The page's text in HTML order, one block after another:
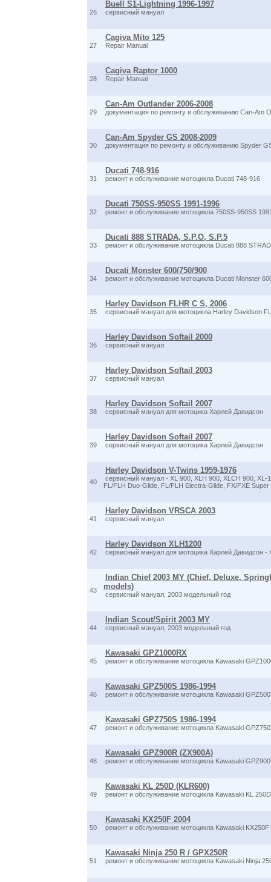
26
Buell S1-Lightning 1996-1997
сервисный мануал
27
Cagiva Mito 125
Repair Manual
28
Cagiva Raptor 1000
Repair Manual
29
Can-Am Outlander 2006-2008
документация по ремонту и обслуживанию Can-Am
30
Can-Am Spyder GS 2008-2009
документация по ремонту и обслуживанию Spyder
31
Ducati 748-916
ремонт и обслуживание мотоцикла Ducati 748-916
32
Ducati 750SS-950SS 1991-1996
ремонт и обслуживание мотоцикла 750SS-950SS
33
Ducati 888 STRADA, S.P.O, S.P.5
ремонт и обслуживание мотоцикла Ducati 888
34
Ducati Monster 600/750/900
ремонт и обслуживание мотоцикла Ducati Monster
35
Harley Davidson FLHR C S, 2006
сервисный мануал для мотоцикла Harley Davidson
36
Harley Davidson Softail 2000
сервисный мануал
37
Harley Davidson Softail 2003
сервисный мануал
38
Harley Davidson Softail 2007
сервисный мануал для мотоцика Харлей Давидсон
39
Harley Davidson Softail 2007
сервисный мануал для мотоцика Харлей Давидсон
40
Harley Davidson V-Twins 1959-1976
сервисный мануал - XL 900, XLH 900, XLCH 900, XL-
FL/FLH Duo-Glide, FL/FLH Electra-Glide, FX/FXE Super
41
Harley Davidson VRSCA 2003
сервисный мануал
42
Harley Davidson XLH1200
сервисный мануал для мотоцика Харлей Давидсон -
43
Indian Chief 2003 MY (Chief, Deluxe,
models)
сервисный мануал, 2003 модельный год
44
Indian Scout/Spirit 2003 MY
сервисный мануал, 2003 модельный год
45
Kawasaki GPZ1000RX
ремонт и обслуживание мотоцикла Kawasaki
46
Kawasaki GPZ500S 1986-1994
ремонт и обслуживание мотоцикла Kawasaki
47
Kawasaki GPZ750S 1986-1994
ремонт и обслуживание мотоцикла Kawasaki
48
Kawasaki GPZ900R (ZX900A)
ремонт и обслуживание мотоцикла Kawasaki
49
Kawasaki KL 250D (KLR600)
ремонт и обслуживание мотоцикла Kawasaki KL
50
Kawasaki KX250F 2004
ремонт и обслуживание мотоцикла Kawasaki KX250F
51
Kawasaki Ninja 250 R / GPX250R
ремонт и обслуживание мотоцикла Kawasaki Ninja